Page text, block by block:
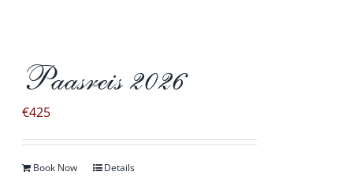
Paasreis 2026
€425
Book Now Details